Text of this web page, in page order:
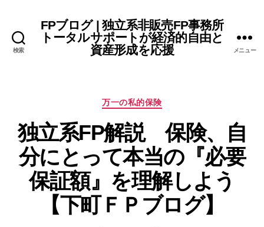
検索
FPブログ | 独立系非販売FP事務所
トータルサポートが経済的自由と
資産形成を応援
メニュー
カ
ゴ
リ
ー
万一の私的保険
独立系FP解説 保険、自
分にとって本当の『必要
保証額』を理解しよう
【下町ＦＰブログ】